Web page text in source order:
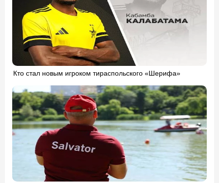
Кто стал новым игроком тираспольского «Шерифа»